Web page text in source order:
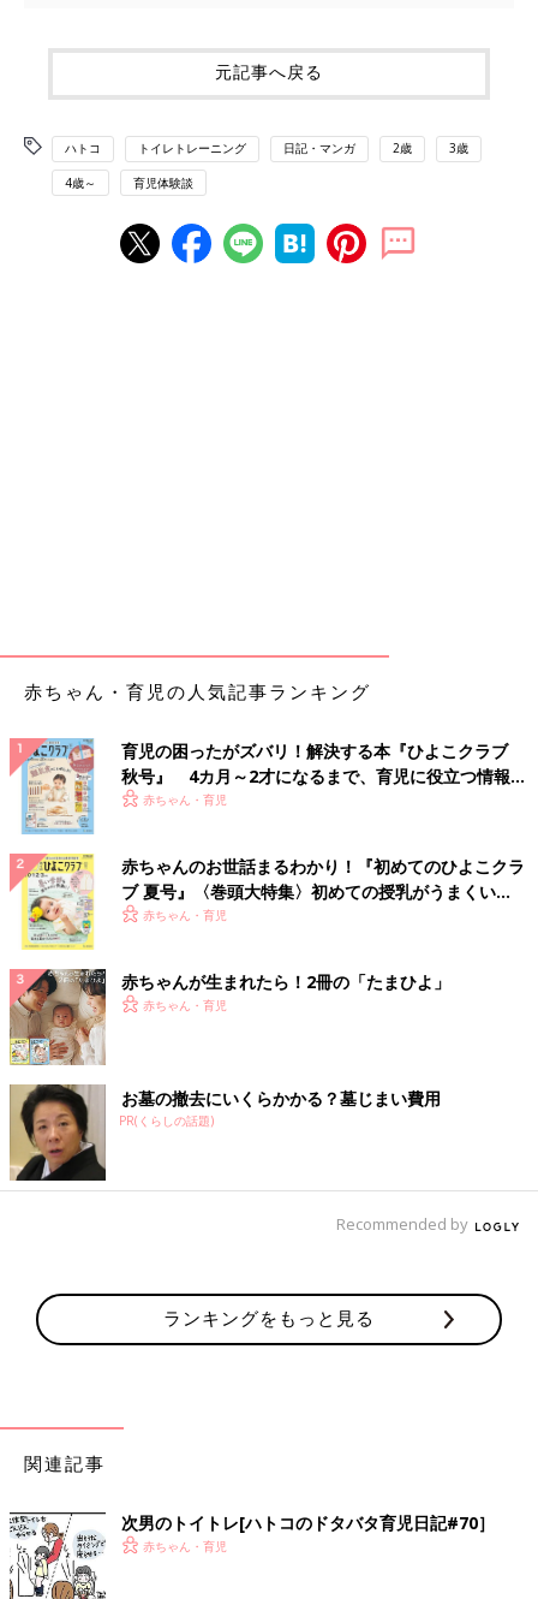
元記事へ戻る
ハトコ トイレトレーニング 日記・マンガ 2歳 3歳
4歳～ 育児体験談
赤ちゃん・育児の人気記事ランキング
育児の困ったがズバリ！解決する本『ひよこクラブ
秋号』 4カ月～2才になるまで、育児に役立つ情報が
いっぱい！
赤ちゃん・育児
赤ちゃんのお世話まるわかり！『初めてのひよこクラ
ブ 夏号』〈巻頭大特集〉初めての授乳がうまくい
く！ おっぱい・ミルクの基本と夏のトラブル 解決テ
赤ちゃん・育児
赤ちゃんが生まれたら！2冊の「たまひよ」
赤ちゃん・育児
お墓の撤去にいくらかかる？墓じまい費用
PR(くらしの話題)
Recommended by
ランキングをもっと見る
関連記事
次男のトイトレ[ハトコのドタバタ育児日記#70］
赤ちゃん・育児